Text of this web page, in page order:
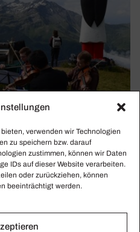
verwenden wir Technologien
zu speichern bzw. darauf
zustimmen, können wir Daten
IDs auf dieser Website verarbeiten.
oder zurückziehen, können
beeinträchtigt werden.